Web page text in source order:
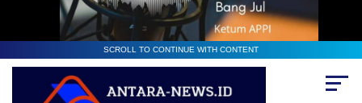
SCROLL TO CONTINUE WITH CONTENT